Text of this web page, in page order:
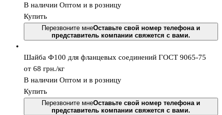
В наличии Оптом и в розницу
Купить
Перезвоните мнеОставьте свой номер телефона и
представитель компании свяжется с вами.
Шайба Ф100 для фланцевых соединений ГОСТ 9065-75
от 68 грн./кг
В наличии Оптом и в розницу
Купить
Перезвоните мнеОставьте свой номер телефона и
представитель компании свяжется с вами.